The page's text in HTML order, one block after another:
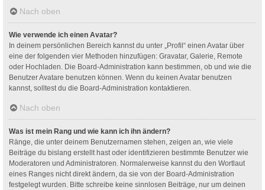
Nach oben
Wie verwende ich einen Avatar?
In deinem persönlichen Bereich kannst du unter „Profil“ einen Avatar über
eine der folgenden vier Methoden hinzufügen: Gravatar, Galerie, Remote
oder Hochladen. Die Board-Administration kann bestimmen, ob und wie die
Benutzer Avatare benutzen können. Wenn du keinen Avatar benutzen
kannst, solltest du die Board-Administration kontaktieren.
Nach oben
Was ist mein Rang und wie kann ich ihn ändern?
Ränge, die unter deinem Benutzernamen stehen, zeigen an, wie viele
Beiträge du bislang erstellt hast oder identifizieren bestimmte Benutzer wie
Moderatoren und Administratoren. Normalerweise kannst du den Wortlaut
eines Ranges nicht direkt ändern, da sie von der Board-Administration
festgelegt wurden. Bitte schreibe keine sinnlosen Beiträge, nur um deinen